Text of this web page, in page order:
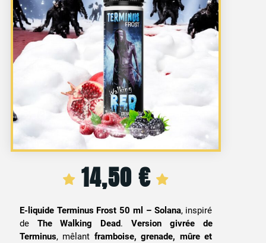
14,50 €
E-liquide Terminus Frost 50 ml – Solana, inspiré
de The Walking Dead. Version givrée de
Terminus, mêlant framboise, grenade, mûre et